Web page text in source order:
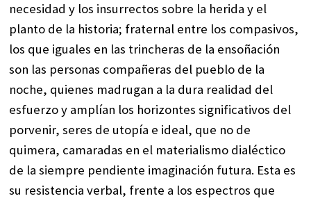
necesidad y los insurrectos sobre la herida y el
planto de la historia; fraternal entre los compasivos,
los que iguales en las trincheras de la ensoñación
son las personas compañeras del pueblo de la
noche, quienes madrugan a la dura realidad del
esfuerzo y amplían los horizontes significativos del
porvenir, seres de utopía e ideal, que no de
quimera, camaradas en el materialismo dialéctico
de la siempre pendiente imaginación futura. Esta es
su resistencia verbal, frente a los espectros que